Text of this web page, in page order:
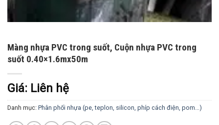
Màng nhựa PVC trong suốt, Cuộn nhựa PVC trong
suốt 0.40×1.6mx50m
Giá: Liên hệ
Danh mục: Phân phối nhựa (pe, teplon, silicon, phíp cách điện, pom...)